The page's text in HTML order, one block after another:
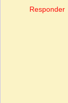
Responder